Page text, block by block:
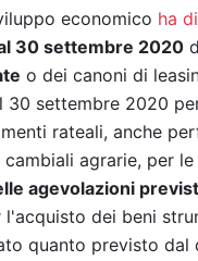
economico ha
30 settembre 2020
o dei canoni di
30 settembre 2020
rateali, anche
agrarie, per le
agevolazioni
l'acquisto dei beni
quanto previsto dal